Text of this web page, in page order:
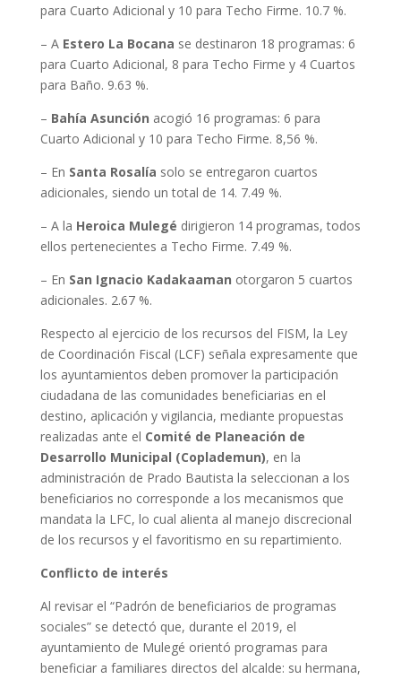
para Cuarto Adicional y 10 para Techo Firme. 10.7 %.
– AEstero La Bocana se destinaron 18 programas: 6
para Cuarto Adicional, 8 para Techo Firme y 4 Cuartos
para Baño. 9.63 %.
– Bahía Asunción acogió 16 programas: 6 para
Cuarto Adicional y 10 para Techo Firme. 8,56 %.
– En Santa Rosalía solo se entregaron cuartos
adicionales, siendo un total de 14. 7.49 %.
– A la Heroica Mulegé dirigieron 14 programas, todos
ellos pertenecientes a Techo Firme. 7.49 %.
– En San Ignacio Kadakaaman otorgaron 5 cuartos
adicionales. 2.67 %.
Respecto al ejercicio de los recursos del FISM, la Ley
de Coordinación Fiscal (LCF) señala expresamente que
los ayuntamientos deben promover la participación
ciudadana de las comunidades beneficiarias en el
destino, aplicación y vigilancia, mediante propuestas
realizadas ante el Comité de Planeación de
Desarrollo Municipal (Coplademun), en la
administración de Prado Bautista la seleccionan a los
beneficiarios no corresponde a los mecanismos que
mandata la LFC, lo cual alienta al manejo discrecional
de los recursos y el favoritismo en su repartimiento.
Conflicto de interés
Al revisar el “Padrón de beneficiarios de programas
sociales” se detectó que, durante el 2019, el
ayuntamiento de Mulegé orientó programas para
beneficiar a familiares directos del alcalde: su hermana,